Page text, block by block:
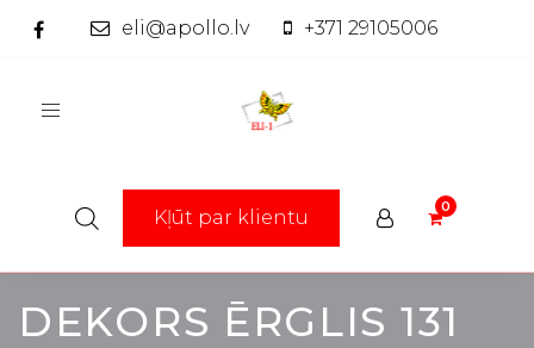
eli@apollo.lv +371 29105006
Toggle
Kļūt par klientu
DEKORS ĒRGLIS 131